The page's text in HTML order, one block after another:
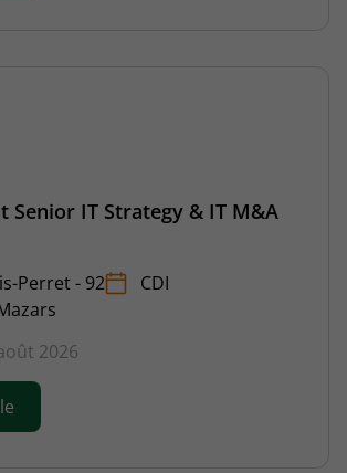
Senior IT Strategy & IT M&A
Perret - 92
CDI
2026